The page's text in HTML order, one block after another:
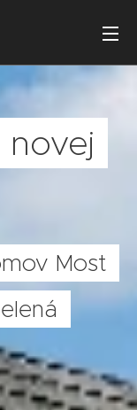
novej
Most